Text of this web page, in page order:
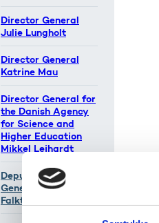
Director General
Julie Lungholt
Director General
Katrine Mau
Director General for
the Danish Agency
for Science and
Higher Education
Mikkel Leihardt
Deputy Director
General Annemarie
Falktoft